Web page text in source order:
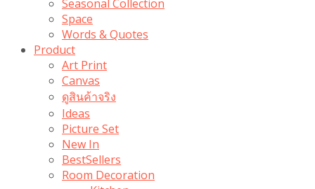
Seasonal Collection
Space
Words & Quotes
Product
Art Print
Canvas
ดูสินค้าจริง
Ideas
Picture Set
New In
BestSellers
Room Decoration